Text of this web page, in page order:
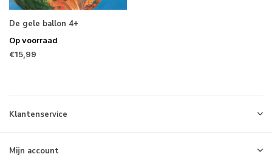
De gele ballon 4+
Op voorraad
€15,99
Klantenservice
Mijn account